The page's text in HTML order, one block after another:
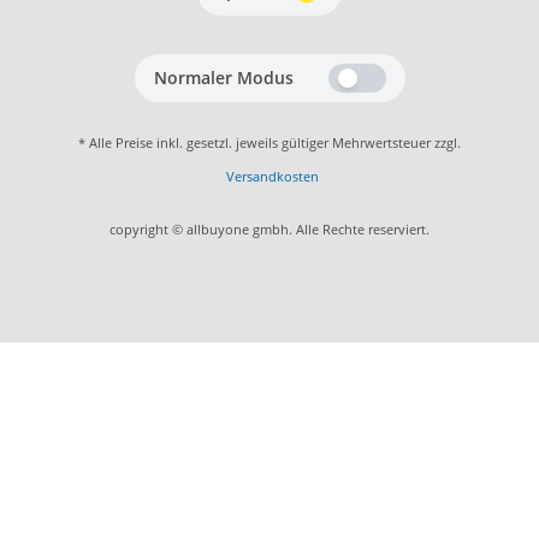
Normaler Modus
* Alle Preise inkl. gesetzl. jeweils gültiger Mehrwertsteuer zzgl.
Versandkosten
copyright © allbuyone gmbh. Alle Rechte reserviert.